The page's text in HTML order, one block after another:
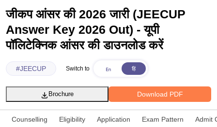
जीकप आंसर की 2026 जारी (JEECUP
Answer Key 2026 Out) - यूपी
पॉलिटेक्निक आंसर की डाउनलोड करें
#JEECUP Switch to
Download PDF
Brochure
Counselling Eligibility Application Exam Pattern Admit